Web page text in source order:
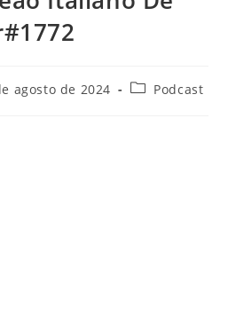
agosto de 2024 Podcast